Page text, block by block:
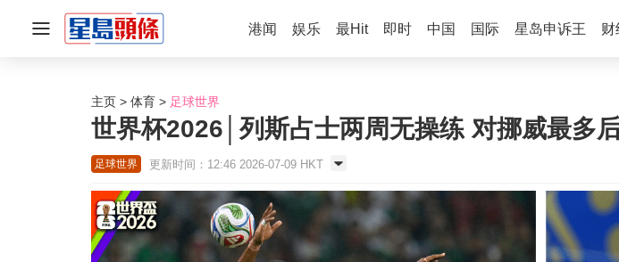
港闻 娱乐 最Hit 即时 中国 国际 星岛申诉王 财
主页 体育 足球世界
世界杯2026│列斯占士两周无操练 对挪威最多
足球世界 更新时间：12:46 2026-07-09 HKT